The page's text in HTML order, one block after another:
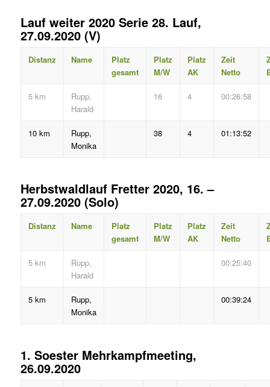
Lauf weiter 2020 Serie 28. Lauf,
27.09.2020 (V)
Distanz Name
Platz
gesamt
Platz
M/W
Platz
AK
Zeit
Netto
5 km
Rupp,
Harald
16 4 00:26:58
10 km
Rupp,
Monika
38 4 01:13:52
Herbstwaldlauf Fretter 2020, 16. –
27.09.2020 (Solo)
Distanz Name
Platz
gesamt
Platz
M/W
Platz
AK
Zeit
Netto
5 km
Rupp,
Harald
00:25:40
5 km
Rupp,
Monika
00:39:24
1. Soester Mehrkampfmeeting,
26.09.2020